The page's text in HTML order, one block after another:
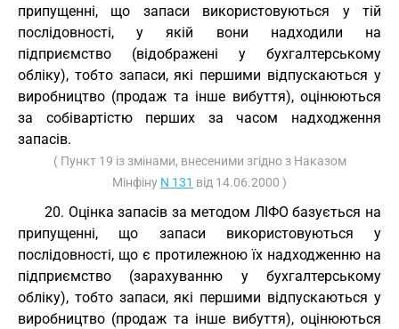
припущенні, що запаси використовуються у тій
послідовності, у якій вони надходили на
підприємство (відображені у бухгалтерському
обліку), тобто запаси, які першими відпускаються у
виробництво (продаж та інше вибуття), оцінюються
за собівартістю перших за часом надходження
запасів.
( Пункт 19 із змінами, внесеними згідно з Наказом
Мінфіну N 131 від 14.06.2000 )
20. Оцінка запасів за методом ЛІФО базується на
припущенні, що запаси використовуються у
послідовності, що є протилежною їх надходженню на
підприємство (зарахуванню у бухгалтерському
обліку), тобто запаси, які першими відпускаються у
виробництво (продаж та інше вибуття), оцінюються